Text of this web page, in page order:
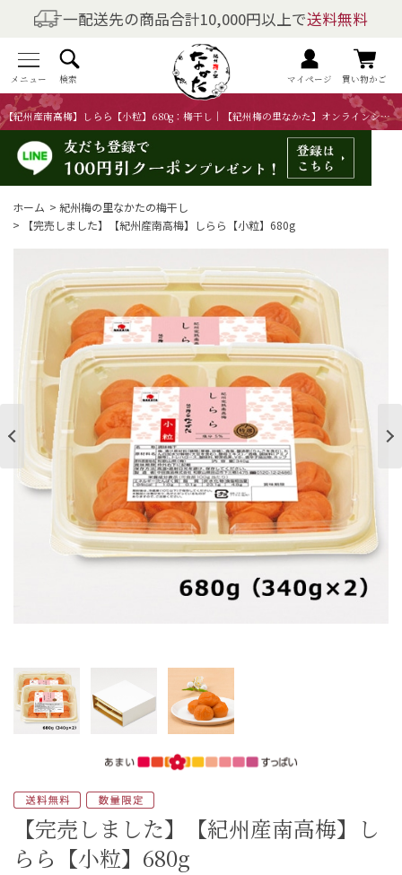
一配送先の商品合計10,000円以上で送料無料
メニュー 検索 マイページ 買い物かご
【紀州産南高梅】しらら【小粒】680g：梅干し｜【紀州梅の里なかた】オンラインショップ
商品を探す
全商品一覧
梅干しの商品一覧
梅酒の商品一覧
梅製品・その他の商品一覧
メニュー
トップページ
マイページ
ご案内
初めての方へ ご利用ガイド
配送について ギフトサービス
について
0120-12-2486
【営業時間】8:30～17:30
お問い合わせフォームはこちら
ホーム > 紀州梅の里なかたの梅干し
>
【完売しました】【紀州産南高梅】しらら【小粒】680g
【完売しました】【紀州産南高梅】し
らら【小粒】680g